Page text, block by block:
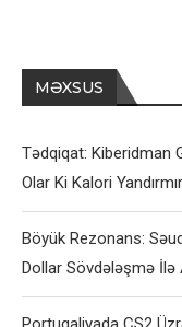
MƏXSUS
Tədqiqat: Kiberidman
Olar Ki Kalori Yandırmır
Böyük Rezonans:
Dollar Sövdələşmə İlə